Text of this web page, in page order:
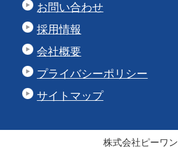
お問い合わせ
採用情報
会社概要
プライバシーポリシー
サイトマップ
株式会社ピーワン